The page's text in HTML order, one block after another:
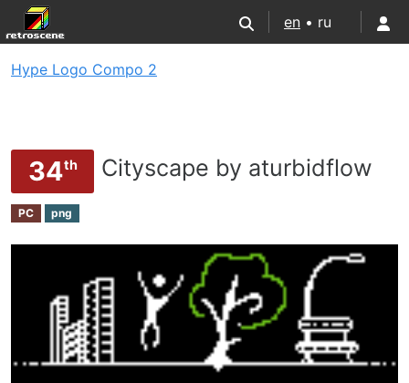
en • ru
Hype Logo Compo 2
34th Cityscape by aturbidflow
PC png